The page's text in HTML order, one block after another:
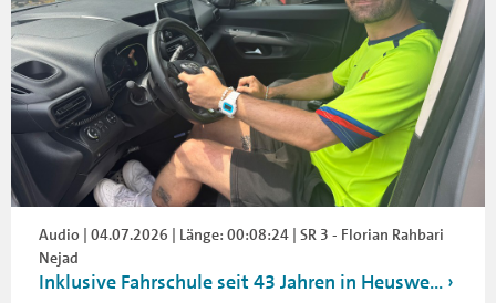
Audio | 04.07.2026 | Länge: 00:08:24 | SR 3 - Florian Rahbari
Nejad
Inklusive Fahrschule seit 43 Jahren in Heuswe...